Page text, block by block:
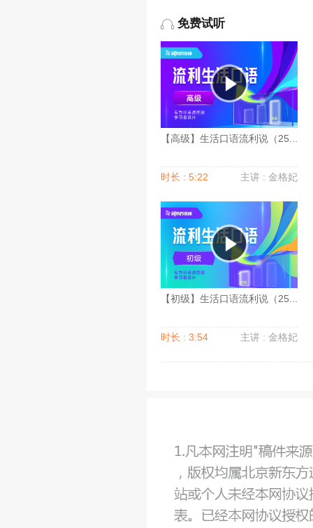
免费试听
【高级】生活口语流利说（25...
时长 : 5:22 主讲 : 金格妃
【初级】生活口语流利说（25...
时长 : 3:54 主讲 : 金格妃